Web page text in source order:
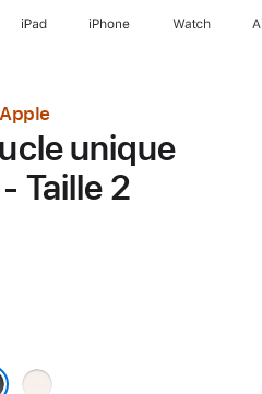
iPad iPhone Watch
unique
Taille 2
Rose